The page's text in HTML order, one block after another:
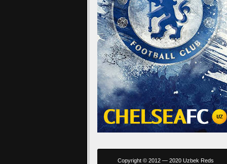
Copyright © 2012 — 2020 Uzbek Reds